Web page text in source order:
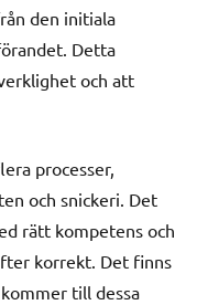
den initiala
Detta
och att
processer,
och snickeri. Det
rätt kompetens och
korrekt. Det finns
till dessa